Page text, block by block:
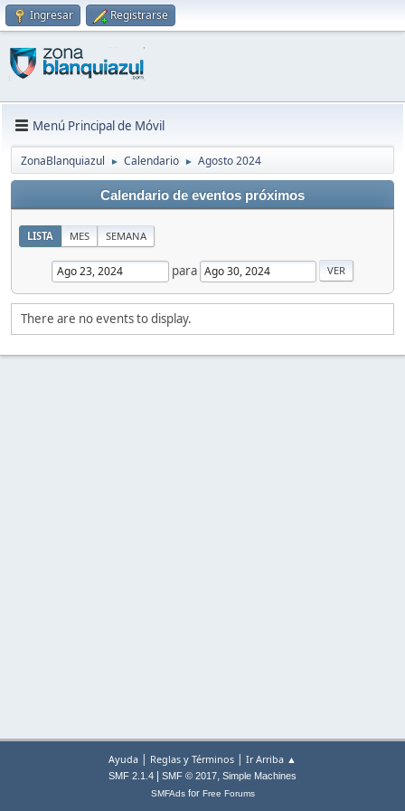
Ingresar Registrarse
Menú Principal de Móvil
ZonaBlanquiazul ► Calendario ► Agosto 2024
Calendario de eventos próximos
LISTA MES SEMANA
para
There are no events to display.
Ayuda | Reglas y Términos | Ir Arriba ▲
SMF 2.1.4 SMF © 2017, Simple Machines
SMFAdsfor Free Forums